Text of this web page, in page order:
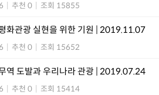
추천 0 조회 15855
화관광 실현을 위한 기원 | 2019.11.07
추천 0 조회 15652
역 도발과 우리나라 관광 | 2019.07.24
추천 0 조회 15414